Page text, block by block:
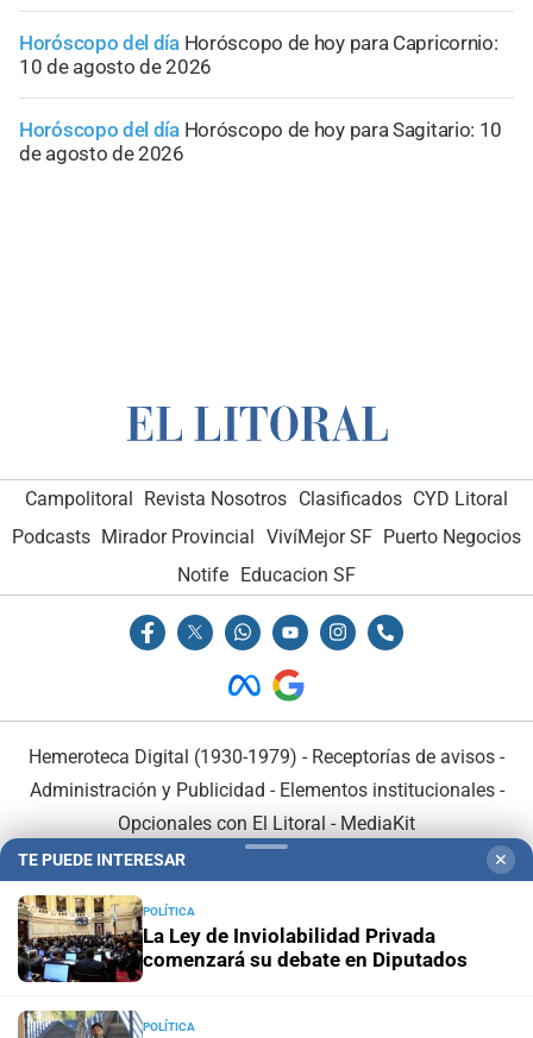
Horóscopo del día Horóscopo de hoy para Capricornio:
10 de agosto de 2026
Horóscopo del día Horóscopo de hoy para Sagitario: 10
de agosto de 2026
Campolitoral Revista Nosotros Clasificados CYD Litoral
Podcasts Mirador Provincial VivíMejor SF Puerto Negocios
Notife Educacion SF
Hemeroteca Digital (1930-1979) - Receptorías de avisos -
Administración y Publicidad - Elementos institucionales-
Opcionales con El Litoral - MediaKit
TE PUEDE INTERESAR ✕
POLÍTICA
La Ley de Inviolabilidad Privada
comenzará su debate en Diputados
POLÍTICA